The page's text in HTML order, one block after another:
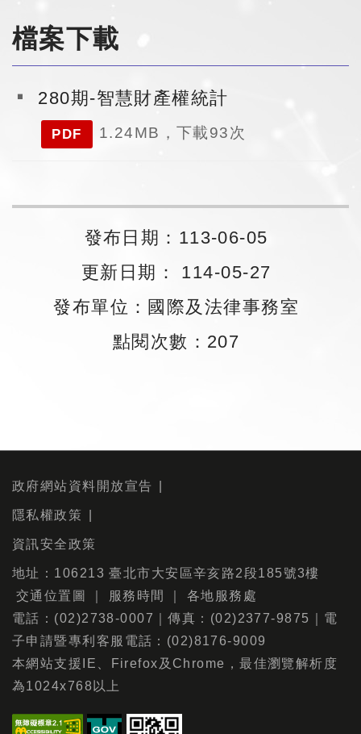
檔案下載
280期-智慧財產權統計
PDF 1.24MB，下載93次
發布日期：113-06-05
更新日期： 114-05-27
發布單位：國際及法律事務室
點閱次數：207
政府網站資料開放宣告
隱私權政策
資訊安全政策
地址：106213 臺北市大安區辛亥路2段185號3樓
交通位置圖
服務時間
各地服務處
電話：(02)2738-0007｜傳真：(02)2377-9875｜電
子申請暨專利客服電話：(02)8176-9009
本網站支援IE、Firefox及Chrome，最佳瀏覽解析度
為1024x768以上